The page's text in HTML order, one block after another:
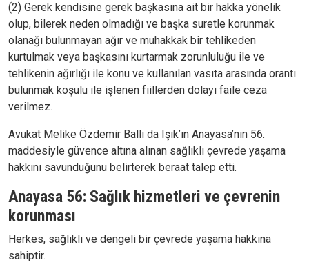
(2) Gerek kendisine gerek başkasına ait bir hakka yönelik
olup, bilerek neden olmadığı ve başka suretle korunmak
olanağı bulunmayan ağır ve muhakkak bir tehlikeden
kurtulmak veya başkasını kurtarmak zorunluluğu ile ve
tehlikenin ağırlığı ile konu ve kullanılan vasıta arasında orantı
bulunmak koşulu ile işlenen fiillerden dolayı faile ceza
verilmez.
Avukat Melike Özdemir Ballı da Işık’ın Anayasa’nın 56.
maddesiyle güvence altına alınan sağlıklı çevrede yaşama
hakkını savunduğunu belirterek beraat talep etti.
Anayasa 56: Sağlık hizmetleri ve çevrenin
korunması
Herkes, sağlıklı ve dengeli bir çevrede yaşama hakkına
sahiptir.